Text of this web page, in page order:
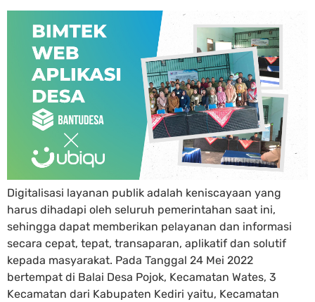
Digitalisasi layanan publik adalah keniscayaan yang
harus dihadapi oleh seluruh pemerintahan saat ini,
sehingga dapat memberikan pelayanan dan informasi
secara cepat, tepat, transaparan, aplikatif dan solutif
kepada masyarakat. Pada Tanggal 24 Mei 2022
bertempat di Balai Desa Pojok, Kecamatan Wates, 3
Kecamatan dari Kabupaten Kediri yaitu, Kecamatan